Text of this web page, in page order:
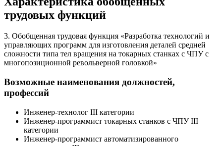
трудовых функций
3. Обобщенная трудовая функция «Разработка технологий и
управляющих программ для изготовления деталей средней
сложности типа тел вращения на токарных станках с ЧПУ с
многопозиционной револьверной головкой»
Возможные наименования должностей,
профессий
Инженер-технолог III категории
Инженер-программист токарных станков с ЧПУ III
категории
Инженер-программист автоматизированного